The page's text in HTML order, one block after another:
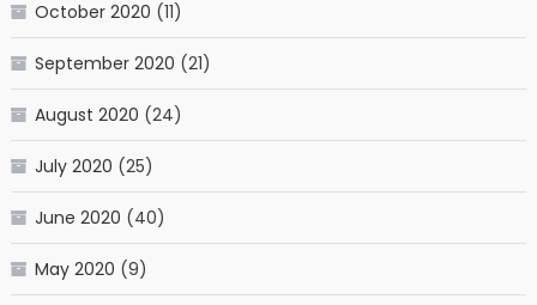
October 2020 (11)
September 2020 (21)
August 2020 (24)
July 2020 (25)
June 2020 (40)
May 2020 (9)